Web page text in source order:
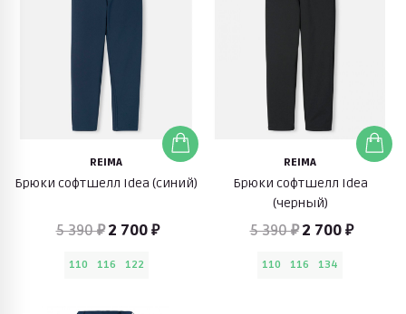
REIMA
Брюки софтшелл Idea (синий)
5 390 ₽ 2 700 ₽
110 116 122
REIMA
Брюки софтшелл Idea
(черный)
5 390 ₽ 2 700 ₽
110 116 134